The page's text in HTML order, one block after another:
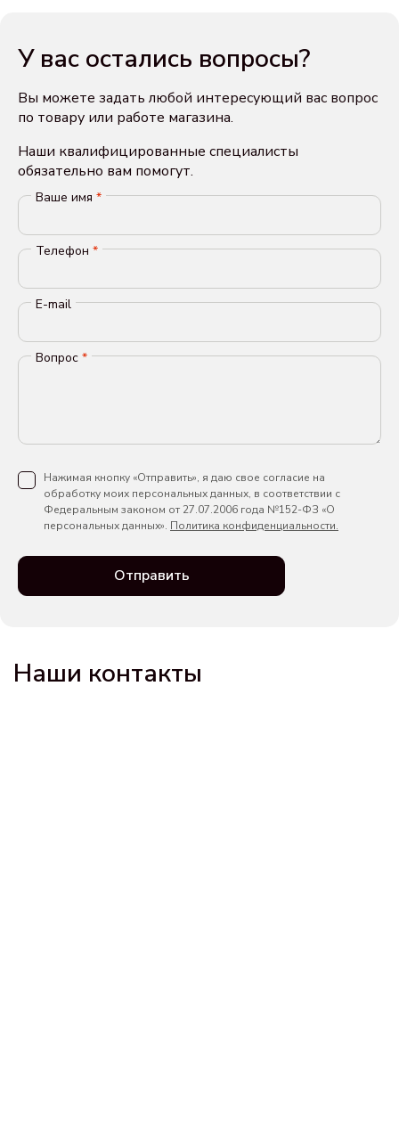
У вас остались вопросы?
Вы можете задать любой интересующий вас вопрос
по товару или работе магазина.
Наши квалифицированные специалисты
обязательно вам помогут.
Ваше имя *
Телефон *
E-mail
Вопрос *
Нажимая кнопку «Отправить», я даю свое согласие на
обработку моих персональных данных, в соответствии с
Федеральным законом от 27.07.2006 года №152-ФЗ «О
персональных данных». Политика конфиденциальности.
Отправить
Наши контакты